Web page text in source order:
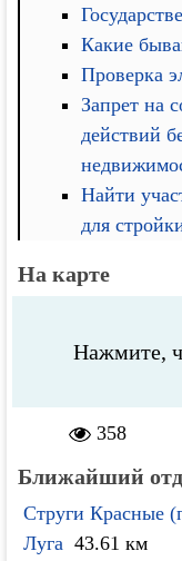
Какие
Проверка
Запрет на
действий
Найти
для
На карте
Нажмите,
358
Ближайший
Струги Красные
Луга 43.61 км